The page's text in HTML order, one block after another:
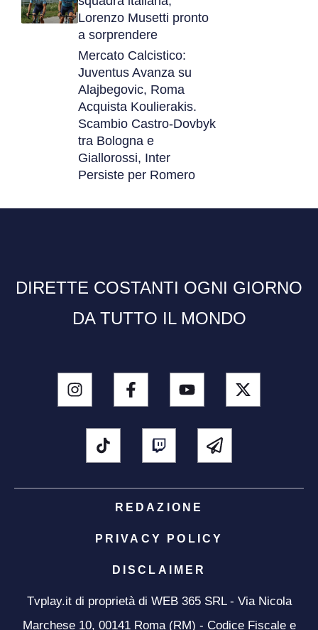
Lorenzo Musetti pronto
a sorprendere
Mercato Calcistico:
Juventus Avanza su
Alajbegovic, Roma
Acquista Koulierakis.
Scambio Castro-Dovbyk
tra Bologna e
Giallorossi, Inter
Persiste per Romero
DIRETTE COSTANTI OGNI GIORNO
DA TUTTO IL MONDO
REDAZIONE
PRIVACY POLICY
DISCLAIMER
Tvplay.it di proprietà di WEB 365 SRL - Via Nicola
Marchese 10, 00141 Roma (RM) - Codice Fiscale e